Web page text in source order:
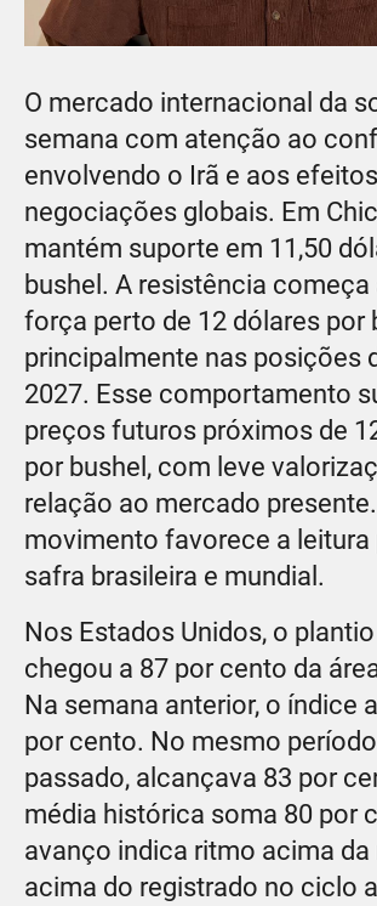
O mercado internacional da
semana com atenção ao
envolvendo o Irã e aos
negociações globais. Em
mantém suporte em 11,50
bushel. A resistência começa
força perto de 12 dólares por
principalmente nas posições
2027. Esse comportamento
preços futuros próximos de
por bushel, com leve
relação ao mercado
movimento favorece a leitura
safra brasileira e mundial.
Nos Estados Unidos, o
chegou a 87 por cento da
Na semana anterior, o índice
por cento. No mesmo
passado, alcançava 83 por
média histórica soma 80 por
avanço indica ritmo acima da
acima do registrado no ciclo